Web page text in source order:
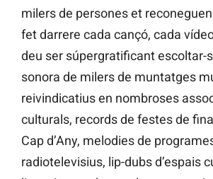
milers de persones et
fet darrere cada cançó, cada
deu ser súpergratificant escoltar-
sonora de milers de muntatges
reivindicatius en nombroses
culturals, records de festes de
Cap d’Any, melodies de
radiotelevisius, lip-dubs d’espais